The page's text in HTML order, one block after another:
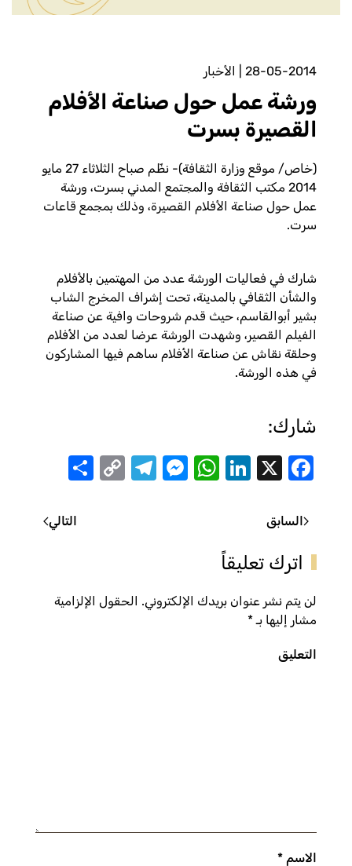
28-05-2014 الأخبار
ورشة عمل حول صناعة الأفلام
القصيرة بسرت
(خاص/ موقع وزارة الثقافة)- نظّم صباح الثلاثاء 27 مايو
2014 مكتب الثقافة والمجتمع المدني بسرت، ورشة
عمل حول صناعة الأفلام القصيرة، وذلك بمجمع قاعات
سرت.
شارك في فعاليات الورشة عدد من المهتمين بالأفلام
والشأن الثقافي بالمدينة، تحت إشراف المخرج الشاب
بشير أبوالقاسم، حيث قدم شروحات وافية عن صناعة
الفيلم القصير، وشهدت الورشة عرضا لعدد من الأفلام
وحلقة نقاش عن صناعة الأفلام ساهم فيها المشاركون
في هذه الورشة.
شارك:
Facebook
X
LinkedIn
WhatsApp
Messenger
Telegram
Copy
السابق التالي
اترك تعليقاً
لن يتم نشر عنوان بريدك الإلكتروني. الحقول الإلزامية
مشار إليها بـ*
التعليق
الاسم *